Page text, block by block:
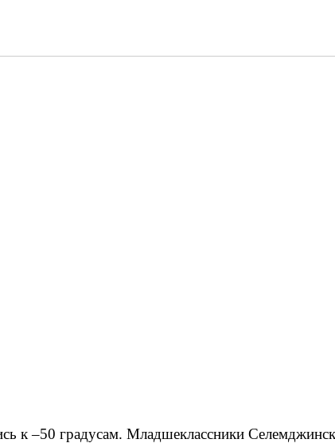
к –50 градусам. Младшеклассники